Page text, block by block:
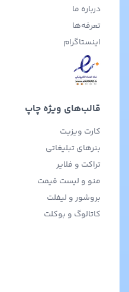
درباره ما
تعرفه‌ها
اینستاگرام
قالب‌های ویژه چاپ
کارت ویزیت
بنرهای تبلیغاتی
تراکت و فلایر
منو و لیست قیمت
بروشور و لیفلت
کاتالوگ و بوکلت